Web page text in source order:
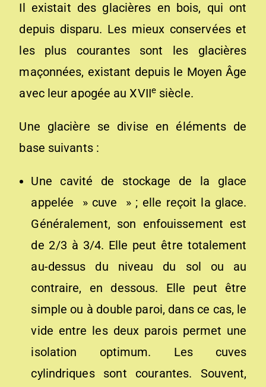
Il existait des glacières en bois, qui ont
depuis disparu. Les mieux conservées et
les plus courantes sont les glacières
maçonnées, existant depuis le Moyen Âge
avec leur apogée au XVIIesiècle.
Une glacière se divise en éléments de
base suivants :
Une cavité de stockage de la glace
appelée » cuve » ; elle reçoit la glace.
Généralement, son enfouissement est
de 2/3 à 3/4. Elle peut être totalement
au-dessus du niveau du sol ou au
contraire, en dessous. Elle peut être
simple ou à double paroi, dans ce cas, le
vide entre les deux parois permet une
isolation optimum. Les cuves
cylindriques sont courantes. Souvent,